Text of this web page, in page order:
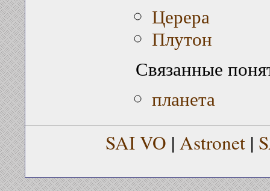
Церера
Плутон
Связанные
планета
SAI VO | Astronet |